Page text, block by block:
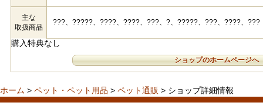
主な
取扱商品
???、?????、????、????、???、?、?????、???、????、???
購入特典なし
ショップのホームページへ
ホーム > ペット・ペット用品 > ペット通販 > ショップ詳細情報